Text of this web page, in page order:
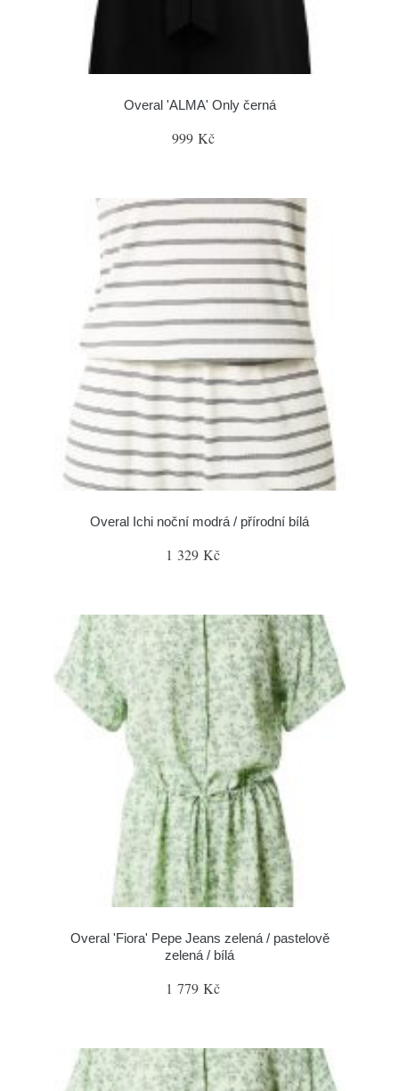
Overal 'ALMA' Only černá
999 Kč
Overal Ichi noční modrá / přírodní bílá
1 329 Kč
Overal 'Fiora' Pepe Jeans zelená / pastelově
zelená / bílá
1 779 Kč